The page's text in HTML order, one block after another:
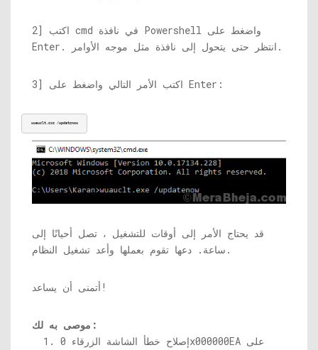
2] اكتب cmd في نافذة Powershell واضغط على
Enter. انتظر حتى يتحول إلى نافذة مثل موجه الأوامر.
3] اكتب الأمر التالي واضغط على Enter:
wuauclt.exe /updatenow
قد يحتاج الأمر إلى أوقات للتشغيل ، تصل أحيانًا إلى
ساعة. دعها تقوم بعملها وأعد تشغيل النظام.
أتمنى أن يساعد!
موصى به لك:
إصلاح خطأ الشاشة الزرقاء 0x000000EA على